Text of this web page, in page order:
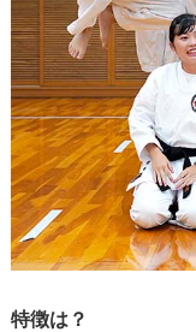
特徴は？